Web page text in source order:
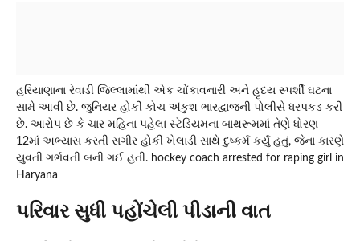
હરિયાણાના રેવાડી જિલ્લામાંથી એક ચોંકાવનારી અને હૃદય સ્પર્શી ઘટના
સામે આવી છે. જુનિયર હોકી કોચ અંકુશ ભારદ્વાજની પોલીસે ધરપકડ કરી
છે. આરોપ છે કે ચાર મહિના પહેલા સ્ટેડિયમના બાથરૂમમાં તેણે ધોરણ
12માં અભ્યાસ કરતી સગીર હોકી ખેલાડી સાથે દુષ્કર્મ કર્યું હતું, જેના કારણે
યુવતી ગર્ભવતી બની ગઈ હતી. hockey coach arrested for raping girl in
Haryana
પરિવાર સુધી પહોંચેલી પીડાની વાત